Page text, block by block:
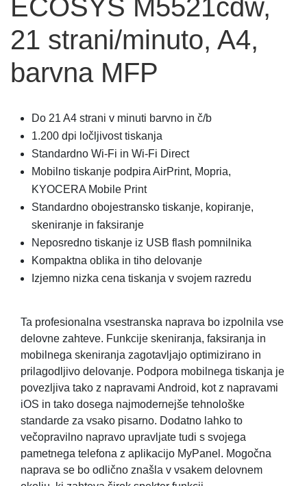
ECOSYS M5521cdw,
21 strani/minuto, A4,
barvna MFP
Do 21 A4 strani v minuti barvno in č/b
1.200 dpi ločljivost tiskanja
Standardno Wi-Fi in Wi-Fi Direct
Mobilno tiskanje podpira AirPrint, Mopria,
KYOCERA Mobile Print
Standardno obojestransko tiskanje, kopiranje,
skeniranje in faksiranje
Neposredno tiskanje iz USB flash pomnilnika
Kompaktna oblika in tiho delovanje
Izjemno nizka cena tiskanja v svojem razredu
Ta profesionalna vsestranska naprava bo izpolnila vse
delovne zahteve. Funkcije skeniranja, faksiranja in
mobilnega skeniranja zagotavljajo optimizirano in
prilagodljivo delovanje. Podpora mobilnega tiskanja je
povezljiva tako z napravami Android, kot z napravami
iOS in tako dosega najmodernejše tehnološke
standarde za vsako pisarno. Dodatno lahko to
večopravilno napravo upravljate tudi s svojega
pametnega telefona z aplikacijo MyPanel. Mogočna
naprava se bo odlično znašla v vsakem delovnem